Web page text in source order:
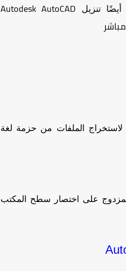
Autodesk AutoCAD
على اختصار سطح المكتب